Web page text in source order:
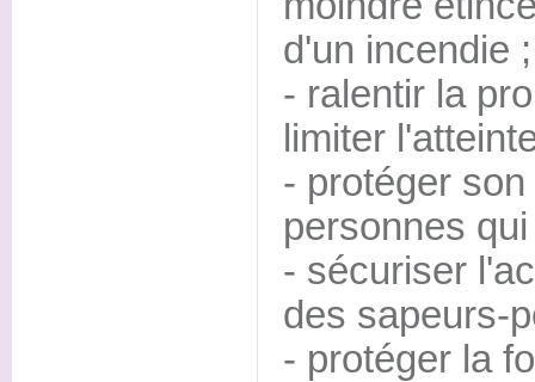
d'un incendie ;
- ralentir la
limiter
- protéger
personnes
- sécuriser
des sapeurs-
- protéger la